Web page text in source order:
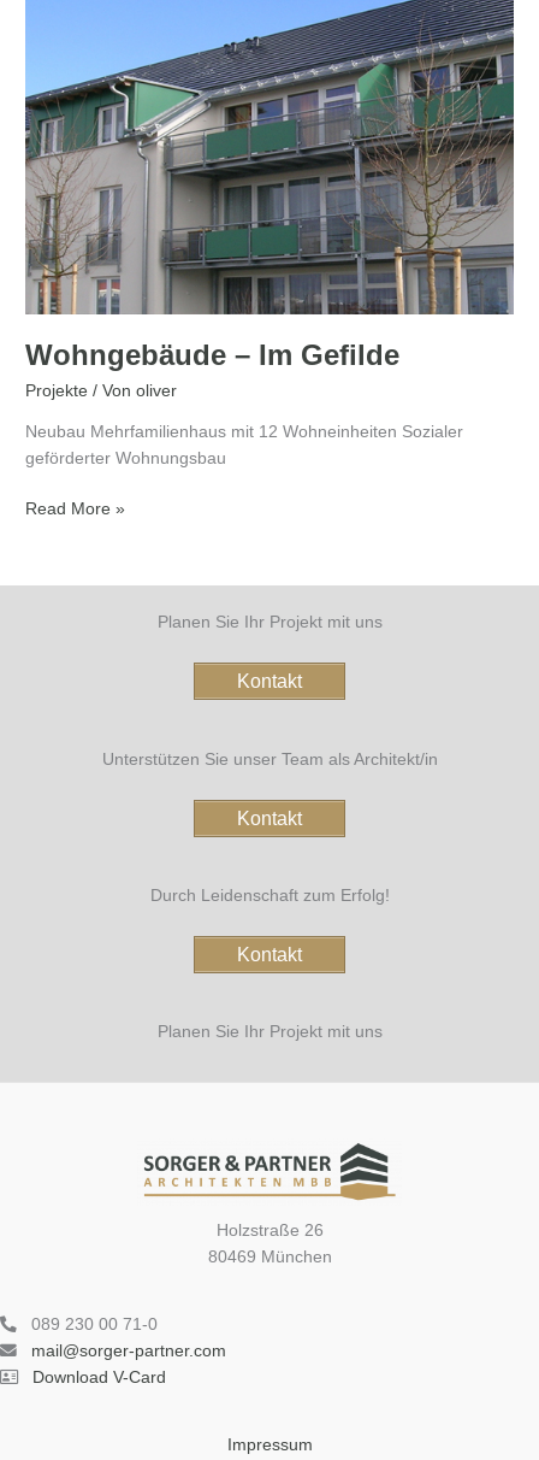
Wohngebäude – Im Gefilde
Projekte / Vonoliver
Neubau Mehrfamilienhaus mit 12 Wohneinheiten Sozialer
geförderter Wohnungsbau
Read More »
Planen Sie Ihr Projekt mit uns
Kontakt
Unterstützen Sie unser Team als Architekt/in
Kontakt
Durch Leidenschaft zum Erfolg!
Kontakt
Planen Sie Ihr Projekt mit uns
Holzstraße 26
80469 München
089 230 00 71-0
mail@sorger-partner.com
Download V-Card
Impressum